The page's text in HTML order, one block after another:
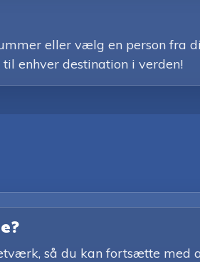
eller vælg en person fra
enhver destination i verden!
så du kan fortsætte med